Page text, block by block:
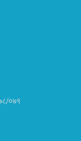
०७९